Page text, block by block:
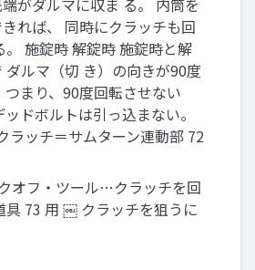
がダルマに収ま る。 内筒を
れば、 同時にクラッチも回
。 施錠時 解錠時 施錠時と解
ダルマ（切 き）の向きが90度
つまり、90度回転させない
ッドボルトは引っ込まない。
ラッチ＝サムターン連動部 72
オフ・ツール…クラッチを回
具 73 用 ￼ クラッチを狙うに